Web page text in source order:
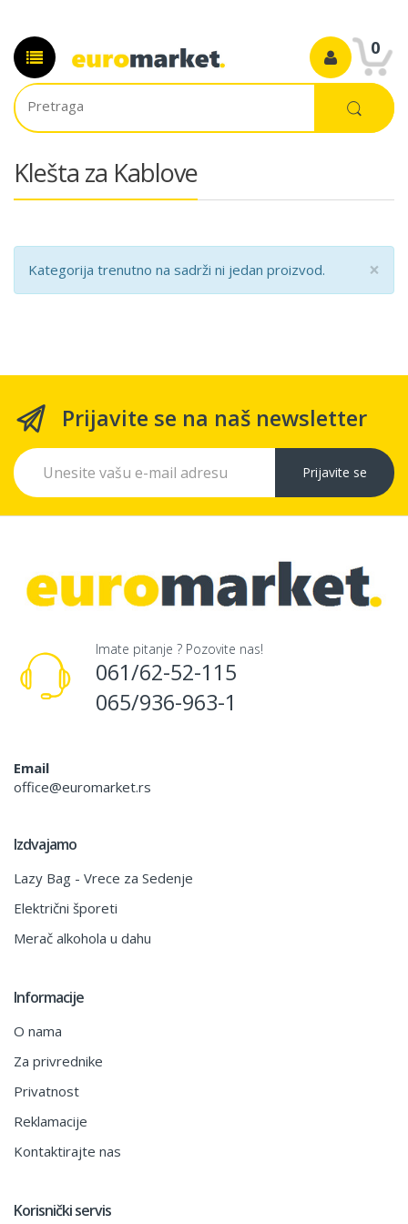
0
Klešta za Kablove
×
Kategorija trenutno na sadrži ni jedan proizvod.
Prijavite se na naš newsletter
Prijavite se
Imate pitanje ? Pozovite nas!
061/62-52-115
065/936-963-1
Email
office@euromarket.rs
Izdvajamo
Lazy Bag - Vrece za Sedenje
Električni šporeti
Merač alkohola u dahu
Informacije
O nama
Za privrednike
Privatnost
Reklamacije
Kontaktirajte nas
Korisnički servis